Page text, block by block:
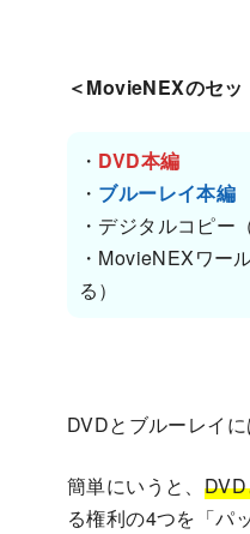
＜MovieNEXのセッ
・ DVD本編
・ ブルーレイ本編
・デジタルコピー
・MovieNEXワー
る）
DVDとブルーレイに
簡単にいうと、
る権利の4つを「パ